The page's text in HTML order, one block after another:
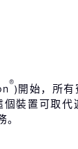
®)開始，所
裝置可取代